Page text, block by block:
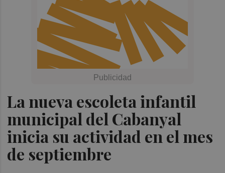
La nueva escoleta infantil
municipal del Cabanyal
inicia su actividad en el mes
de septiembre